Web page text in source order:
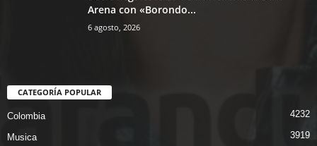
Arena con «Borondo...
6 agosto, 2026
CATEGORÍA POPULAR
Colombia 4232
Musica 3919